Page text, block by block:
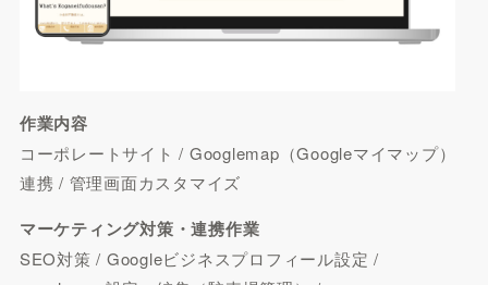
作業内容
コーポレートサイト / Googlemap（Googleマイマップ）
連携 / 管理画面カスタマイズ
マーケティング対策・連携作業
SEO対策 / Googleビジネスプロフィール設定 /